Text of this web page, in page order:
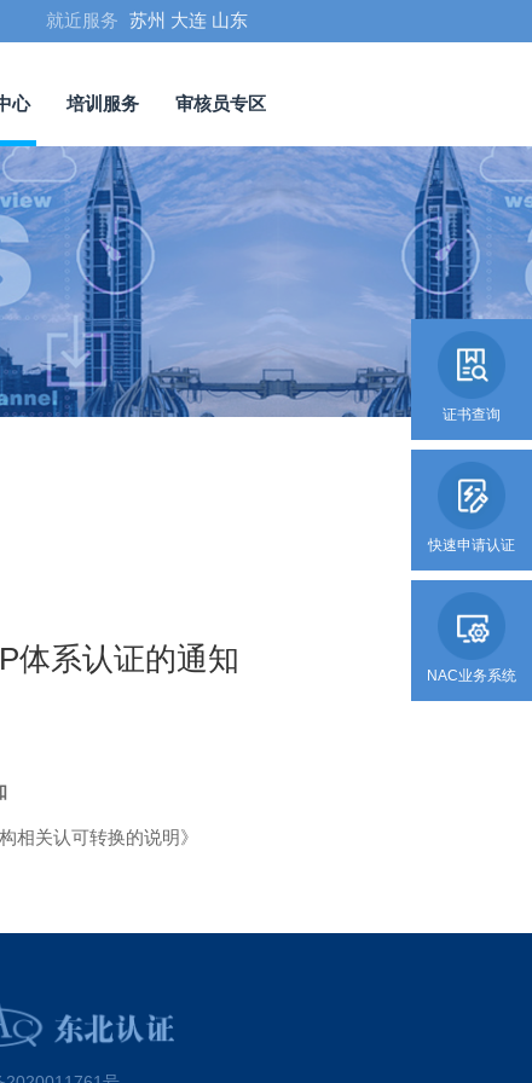
就近服务 苏州 大连 山东
心 培训服务 审核员专区
体系认证的通知
相关认可转换的说明》
证书查询
快速申请认证
NAC业务系统